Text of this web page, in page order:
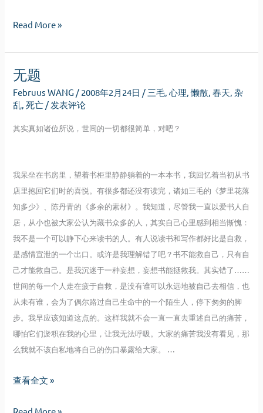
你
天
国
我
有
的
你
你
的
天
国
有
Read More »
无题
Februus WANG / 2008年2月24日 / 三毛,心理,懒散,春天,杂
乱,死亡 / 发表评论
其实真如诸位所说，世间的一切都很简单，对吧？
我呆坐在书房里，望着书柜里静静躺着的一本本书，我回忆着当初从书
店里抱回它们时的喜悦。有很多都还没有读完，诸如三毛的《梦里花落
知多少》、陈丹青的《多余的素材》。我知道，尽管我一直以爱书人自
居，从小也被大家公认为藏书众多的人，其实自己心里感到相当惭愧：
我不是一个可以静下心来读书的人。有人说读书和写作都好比是自救，
是感情宣泄的一个出口。或许是我理解错了吧？书不能救自己，只有自
己才能救自己。是我沉迷于一种妄想，妄想书能拯救我。其实错了……
世间的每一个人走在疲于自救，是没有谁可以永远地被自己去相信，也
从未有谁，会为了偶尔路过自己生命中的一个陌生人，停下匆匆的脚
步。我早应该知道这点的。这样我就不会一直一直去重述自己的痛苦，
哪怕它们淤积在我的心里，让我无法呼吸。大家的痛苦我没有看见，那
么我就不该自私地将自己的伤口暴露给大家。 …
无
查看全文 »
无
Read More »